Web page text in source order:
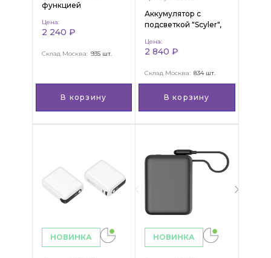
функцией
зарядки "Rabbi",
10000 мАч, черный
Цена:
2 240 ₽
Склад Москва: 935 шт.
В корзину
Аккумулятор с
подсветкой "Scyler",
Цена:
2 840 ₽
Склад Москва: 834 шт.
В корзину
НОВИНКА НОВИНКА